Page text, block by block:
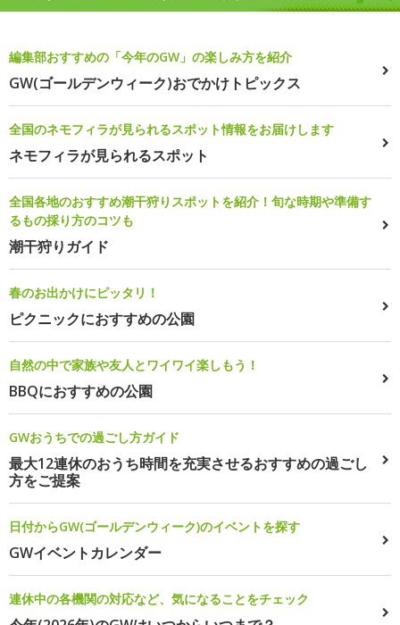
編集部おすすめの「今年のGW」の楽しみ方を紹介
GW(ゴールデンウィーク)おでかけトピックス
全国のネモフィラが見られるスポット情報をお届けします
ネモフィラが見られるスポット
全国各地のおすすめ潮干狩りスポットを紹介！旬な時期や準備す
るもの採り方のコツも
潮干狩りガイド
春のお出かけにピッタリ！
ピクニックにおすすめの公園
自然の中で家族や友人とワイワイ楽しもう！
BBQにおすすめの公園
GWおうちでの過ごし方ガイド
最大12連休のおうち時間を充実させるおすすめの過ごし
方をご提案
日付からGW(ゴールデンウィーク)のイベントを探す
GWイベントカレンダー
連休中の各機関の対応など、気になることをチェック